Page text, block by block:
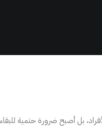
بل أصبح ضرورة حتمية